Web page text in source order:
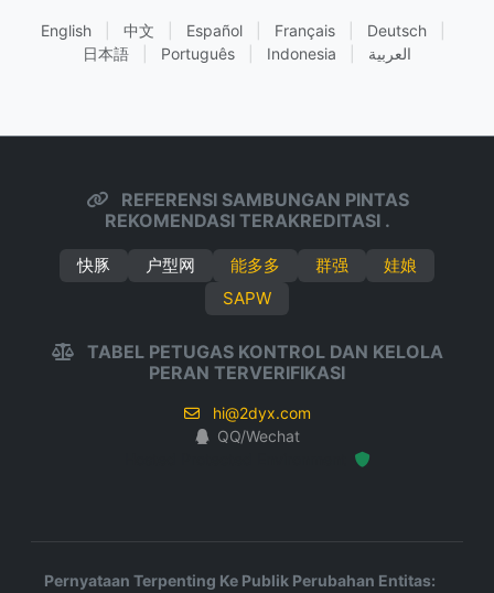
English 中文 Español Français Deutsch
日本語
Português Indonesia العربية
REFERENSI SAMBUNGAN PINTAS
REKOMENDASI TERAKREDITASI .
快豚 户型网 能多多 群强
娃娘
SAPW
TABEL PETUGAS KONTROL DAN KELOLA
PERAN TERVERIFIKASI
hi@2dyx.com
QQ/Wechat
Pernyataan Terpenting Ke Publik Perubahan Entitas: